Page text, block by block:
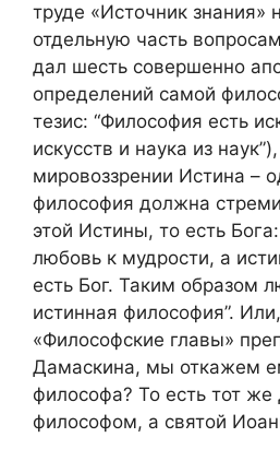
труде «Источник знания»
отдельную часть
дал шесть совершенно
определений самой
тезис: “Философия есть
искусств и наука из
мировоззрении Истина –
философия должна
этой Истины, то есть
любовь к мудрости, а
есть Бог. Таким образом
истинная философия”.
«Философские главы»
Дамаскина, мы откажем
философа? То есть тот же
философом, а святой